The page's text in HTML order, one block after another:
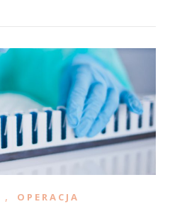
, OPERACJA